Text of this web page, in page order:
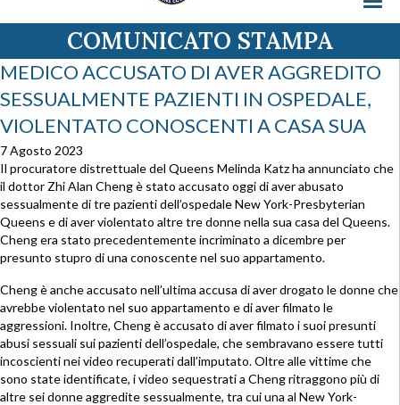
COMUNICATO STAMPA
MEDICO ACCUSATO DI AVER AGGREDITO
SESSUALMENTE PAZIENTI IN OSPEDALE,
VIOLENTATO CONOSCENTI A CASA SUA
7 Agosto 2023
Il procuratore distrettuale del Queens Melinda Katz ha annunciato che
il dottor Zhi Alan Cheng è stato accusato oggi di aver abusato
sessualmente di tre pazienti dell’ospedale New York-Presbyterian
Queens e di aver violentato altre tre donne nella sua casa del Queens.
Cheng era stato precedentemente incriminato a dicembre per
presunto stupro di una conoscente nel suo appartamento.
Cheng è anche accusato nell’ultima accusa di aver drogato le donne che
avrebbe violentato nel suo appartamento e di aver filmato le
aggressioni. Inoltre, Cheng è accusato di aver filmato i suoi presunti
abusi sessuali sui pazienti dell’ospedale, che sembravano essere tutti
incoscienti nei video recuperati dall’imputato. Oltre alle vittime che
sono state identificate, i video sequestrati a Cheng ritraggono più di
altre sei donne aggredite sessualmente, tra cui una al New York-